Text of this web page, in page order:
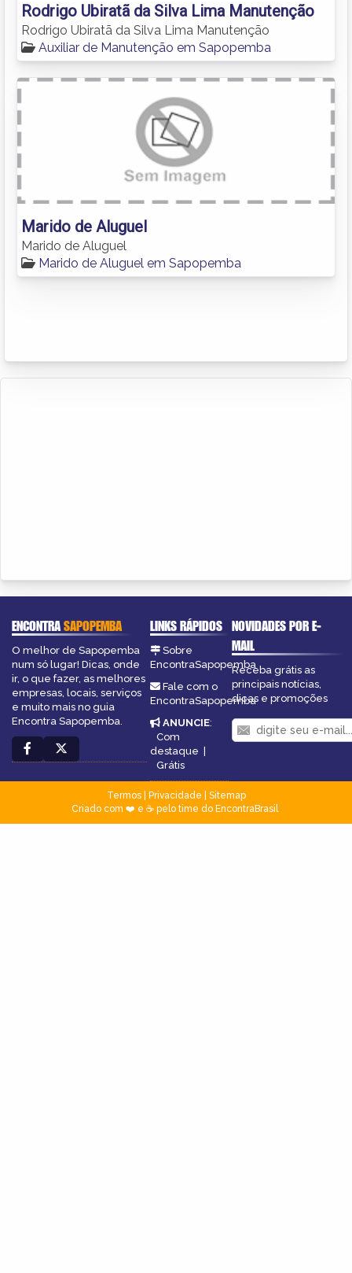
Rodrigo Ubiratã da Silva Lima Manutenção
Rodrigo Ubiratã da Silva Lima Manutenção
Auxiliar de Manutenção em Sapopemba
Marido de Aluguel
Marido de Aluguel
Marido de Aluguel em Sapopemba
ENCONTRASAPOPEMBA
O melhor de Sapopemba
num só lugar! Dicas, onde
ir, o que fazer, as melhores
empresas, locais, serviços
e muito mais no guia
Encontra Sapopemba.
LINKS RÁPIDOS
Sobre
EncontraSapopemba
Fale com o
EncontraSapopemba
ANUNCIE:
Com
destaque |
Grátis
NOVIDADES POR E-
MAIL
Receba grátis as
principais notícias,
dicas e promoções
Termos| Privacidade
Sitemap
Criado com ❤️ e ☕ pelo time do EncontraBrasil